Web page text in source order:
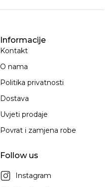
Informacije
Kontakt
O nama
Politika privatnosti
Dostava
Uvjeti prodaje
Povrat i zamjena robe
Follow us
Instagram